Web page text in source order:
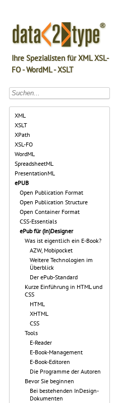
Ihre Spezialisten für XML XSL-
FO - WordML - XSLT
XML
XSLT
XPath
XSL-FO
WordML
SpreadsheetML
PresentationML
ePUB
Open Publication Format
Open Publication Structure
Open Container Format
CSS-Essentials
ePub für (In)Designer
Was ist eigentlich ein E-Book?
AZW, Mobipocket
Weitere Technologien im
Überblick
Der ePub-Standard
Kurze Einführung in HTML und
CSS
HTML
XHTML
CSS
Tools
E-Reader
E-Book-Management
E-Book-Editoren
Die Programme der Autoren
Bevor Sie beginnen
Bei bestehenden InDesign-
Dokumenten